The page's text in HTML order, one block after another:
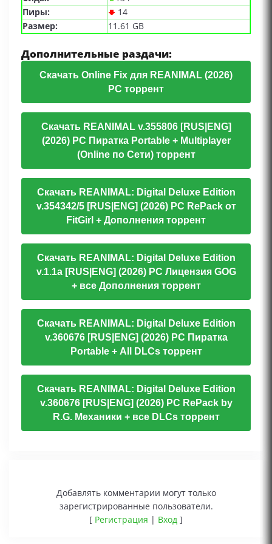
Пиры:
14
Размер:
11.61 GB
Дополнительные раздачи:
Скачать Online Fix для REANIMAL (2026)
PC торрент
Скачать REANIMAL v.355806 [RUS|ENG]
(2026) PC Пиратка Portable + Multiplayer
(Online по Сети) торрент
Скачать REANIMAL: Digital Deluxe Edition
v.354342/5 [RUS|ENG] (2026) PC RePack от
FitGirl + Дополнения торрент
Скачать REANIMAL: Digital Deluxe Edition
v.1.1a [RUS|ENG] (2026) PC Лицензия GOG
+ все Дополнения торрент
Скачать REANIMAL: Digital Deluxe Edition
v.360676 [RUS|ENG] (2026) PC Пиратка
Portable + All DLCs торрент
Скачать REANIMAL: Digital Deluxe Edition
v.360676 [RUS|ENG] (2026) PC RePack by
R.G. Механики + все DLCs торрент
Добавлять комментарии могут только
зарегистрированные пользователи.
[ Регистрация | Вход ]